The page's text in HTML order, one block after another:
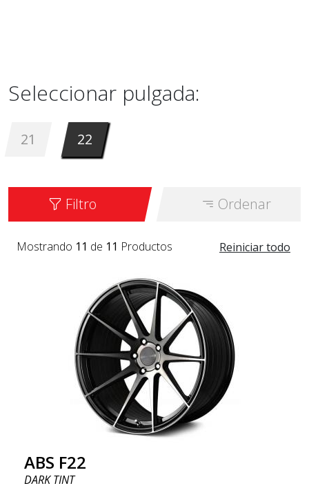
Seleccionar pulgada:
21 22
Filtro Ordenar
Reiniciar todo
Mostrando 11 de 11 Productos
ABS F22
DARK TINT